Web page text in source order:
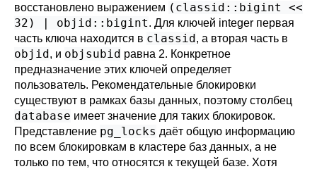
восстановлено выражением (classid::bigint <<
32) | objid::bigint. Для ключей integer первая
часть ключа находится в classid, а вторая часть в
objid, и objsubid равна 2. Конкретное
предназначение этих ключей определяет
пользователь. Рекомендательные блокировки
существуют в рамках базы данных, поэтому столбец
database имеет значение для таких блокировок.
Представление pg_locks даёт общую информацию
по всем блокировкам в кластере баз данных, а не
только по тем, что относятся к текущей базе. Хотя